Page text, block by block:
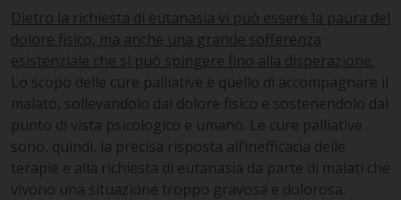
Dietro la richiesta di eutanasia vi può essere la paura del
dolore fisico, ma anche una grande sofferenza
esistenziale che si può spingere fino alla disperazione.
Lo scopo delle cure palliative è quello di accompagnare il
malato, sollevandolo dal dolore fisico e sostenendolo dal
punto di vista psicologico e umano. Le cure palliative
sono, quindi, la precisa risposta all’inefficacia delle
terapie e alla richiesta di eutanasia da parte di malati che
vivono una situazione troppo gravosa e dolorosa.